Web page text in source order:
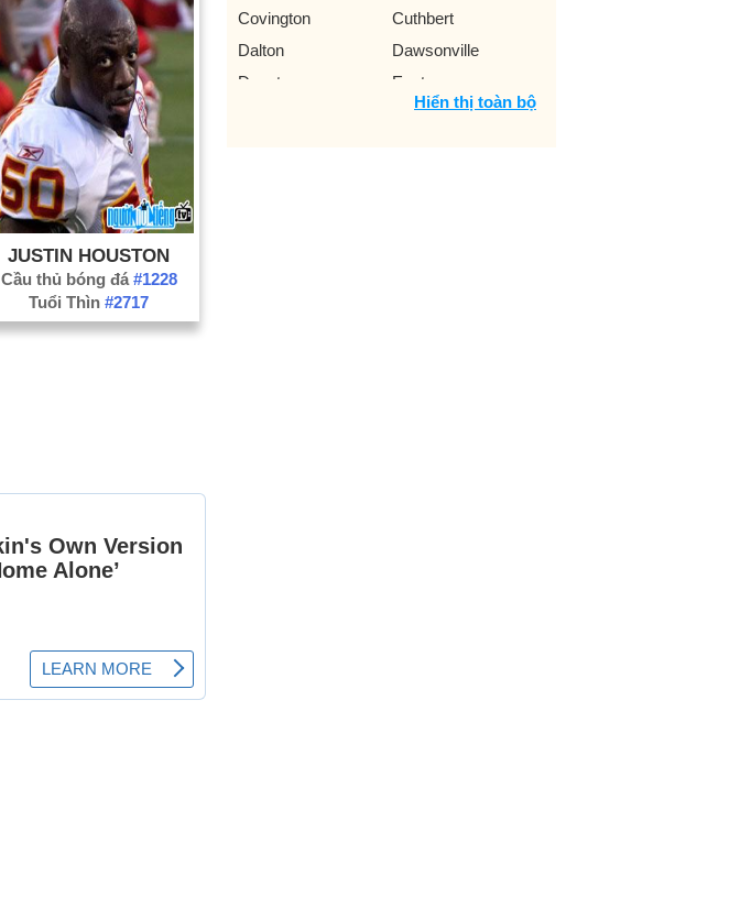
JUSTIN HOUSTON
Cầu thủ bóng đá #1228
Tuổi Thìn#2717
Covington
Cuthbert
Dalton
Dawsonville
Decatur
Eastman
Gainesville
Hiển thị toàn bộ